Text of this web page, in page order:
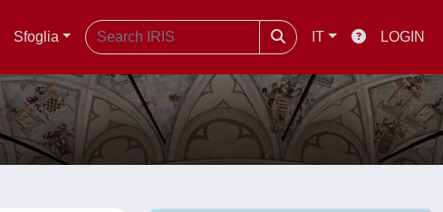
Sfoglia IT LOGIN